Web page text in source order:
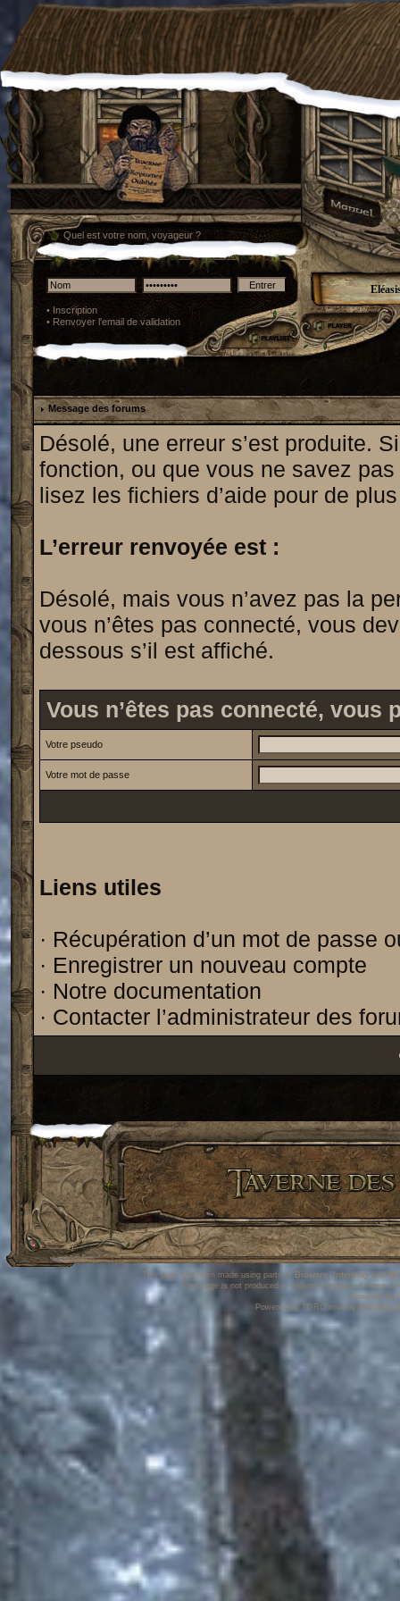
Quel est votre nom, voyageur ?
• Inscription
• Renvoyer l'email de validation
Message des forums
Désolé, une erreur s’est produite.
fonction, ou que vous ne savez
lisez les fichiers d’aide pour de
L’erreur renvoyée est :
Désolé, mais vous n’avez pas la
vous n’êtes pas connecté, vous
dessous s’il est affiché.
Vous n’êtes pas connecté,
Votre pseudo
Votre mot de passe
Liens utiles
· Récupération d’un mot de passe
· Enregistrer un nouveau compte
· Notre documentation
· Contacter l’administrateur des
This page has been made using parts of Bioware, Interplay and
This page is not produced or endorsed by any of these
Powered by
Powered by TDRO mod by Brunhilda